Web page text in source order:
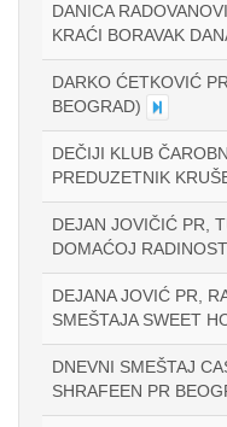
DANICA
KRAĆI BORAVAK
DARKO ĆETKOVIĆ
BEOGRAD)
DEČIJI KLUB
PREDUZETNIK
DEJAN JOVIČIĆ PR,
DOMAĆOJ
DEJANA JOVIĆ PR,
SMEŠTAJA SWEET
DNEVNI SMEŠTAJ
SHRAFEEN PR